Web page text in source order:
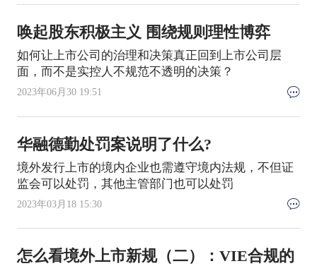
唤起股东积极主义 围绕规则理性博弈
如何让上市公司的治理和决策真正回到上市公司层
面，而不是实控人不规范不透明的决策？
2023年06月30 19:51
华融德勤处罚案说明了什么?
境外发行上市的境内企业也需遵守境内法规，不但证
监会可以处罚，其他主管部门也可以处罚
2023年03月18 15:30
怎么看境外上市新规（二）：VIE合规的